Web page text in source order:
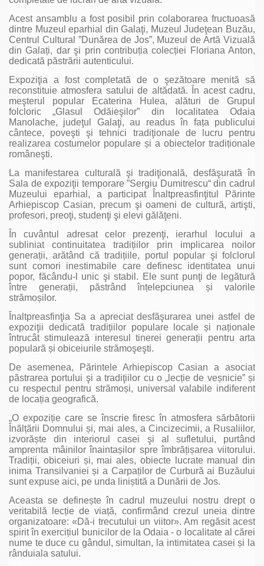
Acest ansamblu a fost posibil prin colaborarea fructuoasă
dintre Muzeul eparhial din Galaţi, Muzeul Judeţean Buzău,
Centrul Cultural ”Dunărea de Jos”, Muzeul de Artă Vizuală
din Galați, dar şi prin contribuția colecției Floriana Anton,
dedicată păstrării autenticului.
Expoziţia a fost completată de o şezătoare menită să
reconstituie atmosfera satului de altădată. În acest cadru,
meşterul popular Ecaterina Hulea, alături de Grupul
folcloric „Glasul Odăieşilor” din localitatea Odaia
Manolache, judeţul Galaţi, au readus în fața publicului
cântece, poveşti şi tehnici tradiţionale de lucru pentru
realizarea costumelor populare și a obiectelor tradiționale
româneşti.
La manifestarea culturală şi tradiţională, desfăşurată în
Sala de expoziţii temporare ”Sergiu Dumitrescu“ din cadrul
Muzeului eparhial, a participat Înaltpreasfinţitul Părinte
Arhiepiscop Casian, precum şi oameni de cultură, artişti,
profesori, preoţi, studenţi şi elevi gălăţeni.
În cuvântul adresat celor prezenţi, ierarhul locului a
subliniat continuitatea tradițiilor prin implicarea noilor
generații, arătând că tradițiile, portul popular şi folclorul
sunt comori inestimabile care definesc identitatea unui
popor, făcându-l unic şi stabil. Ele sunt punţi de legătură
între generații, păstrând înțelepciunea și valorile
strămoșilor.
Înaltpreasfinţia Sa a apreciat desfăşurarea unei astfel de
expoziţii dedicată tradițiilor populare locale și naționale
întrucât stimulează interesul tinerei generații pentru arta
populară și obiceiurile strămoşeşti.
De asemenea, Părintele Arhiepiscop Casian a asociat
păstrarea portului şi a tradiţiilor cu o „lecție de veșnicie” și
cu respectul pentru strămoși, universal valabile indiferent
de locația geografică.
„O expoziție care se înscrie firesc în atmosfera sărbătorii
Înălțării Domnului și, mai ales, a Cincizecimii, a Rusaliilor,
izvorăște din interiorul casei şi al sufletului, purtând
amprenta mâinilor înaintașilor spre îmbrățișarea viitorului.
Tradiții, obiceiuri și, mai ales, obiecte lucrate manual din
inima Transilvaniei și a Carpaților de Curbură ai Buzăului
sunt expuse aici, pe unda liniștită a Dunării de Jos.
Aceasta se definește în cadrul muzeului nostru drept o
veritabilă lecție de viață, confirmând crezul uneia dintre
organizatoare: «Dă-i trecutului un viitor». Am regăsit acest
spirit în exercițiul bunicilor de la Odaia - o localitate al cărei
nume te duce cu gândul, simultan, la intimitatea casei și la
rânduiala satului.